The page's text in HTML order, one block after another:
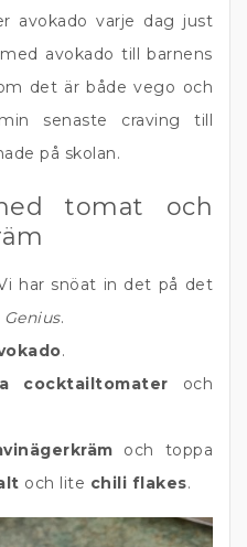
avokado varje dag just
avokado till barnens
det är både vego och
senaste craving till
på skolan.
tomat och
har snöat in det på det
Genius.
.
cocktailtomater och
och toppa
och lite chili flakes.